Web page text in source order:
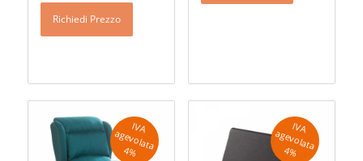
Richiedi Prezzo
IV
A
a
g
e
v
o
la
ta
4
%
IV
A
a
g
e
v
o
la
ta
4
%